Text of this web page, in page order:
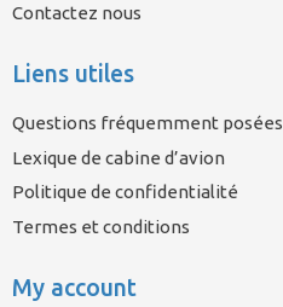
Contactez nous
Liens utiles
Questions fréquemment posées
Lexique de cabine d’avion
Politique de confidentialité
Termes et conditions
My account